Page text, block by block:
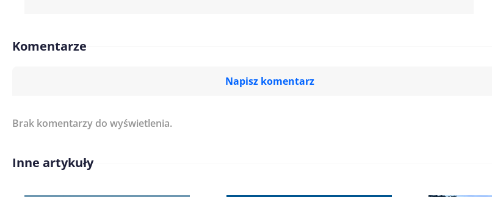
Komentarze
Napisz komentarz
Imię/ Nick*
Brak komentarzy do wyświetlenia.
Inne artykuły